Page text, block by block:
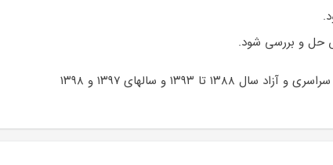
حل و بررسی شود.
و سال­های ۱۳۹۷ و ۱۳۹۸